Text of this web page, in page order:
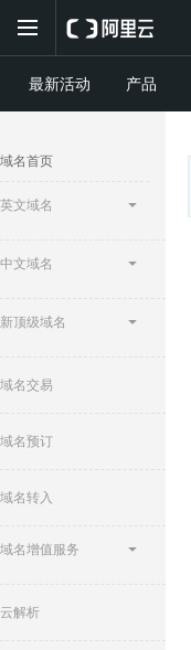
最新活动 产品
域名首页
英文域名
中文域名
新顶级域名
域名交易
域名预订
域名转入
域名增值服务
云解析